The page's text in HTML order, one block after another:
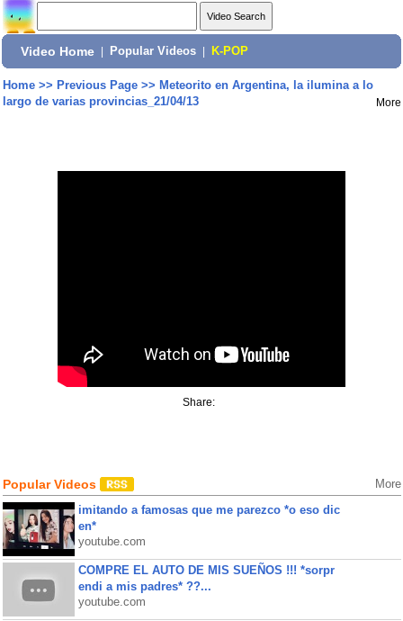
Video Home Popular Videos K-POP
Home>> Previous Page>> Meteorito en Argentina, la ilumina a lo
largo de varias provincias_21/04/13
More
Share:
Popular Videos More
imitando a famosas que me parezco *o eso dic
en*
youtube.com
COMPRE EL AUTO DE MIS SUEÑOS !!! *sorpr
endi a mis padres* ??...
youtube.com